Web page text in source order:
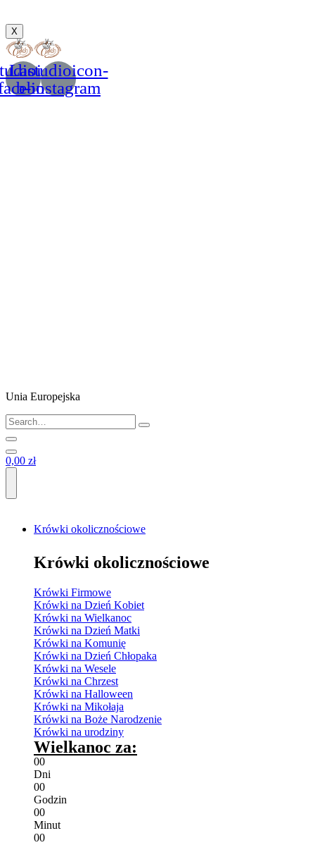
X
Lastudioicon-
b-instagram
Unia Europejska
0,00 zł
Krówki okolicznościowe
Krówki okolicznościowe
Krówki Firmowe
Krówki na Dzień Kobiet
Krówki na Wielkanoc
Krówki na Dzień Matki
Krówki na Komunię
Krówki na Dzień Chłopaka
Krówki na Wesele
Krówki na Chrzest
Krówki na Halloween
Krówki na Mikołaja
Krówki na Boże Narodzenie
Krówki na urodziny
Wielkanoc za:
00
Dni
00
Godzin
00
Minut
00